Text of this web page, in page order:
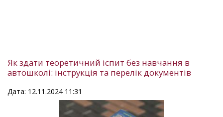
Як здати теоретичний іспит без навчання в
автошколі: інструкція та перелік документів
Дата: 12.11.2024 11:31